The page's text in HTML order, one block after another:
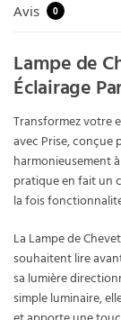
Avis 0
Lampe de
Éclairage
Transformez votre
avec Prise,
harmonieusement
pratique en fait un
la fois
La Lampe de
souhaitent lire
sa lumière
simple luminaire,